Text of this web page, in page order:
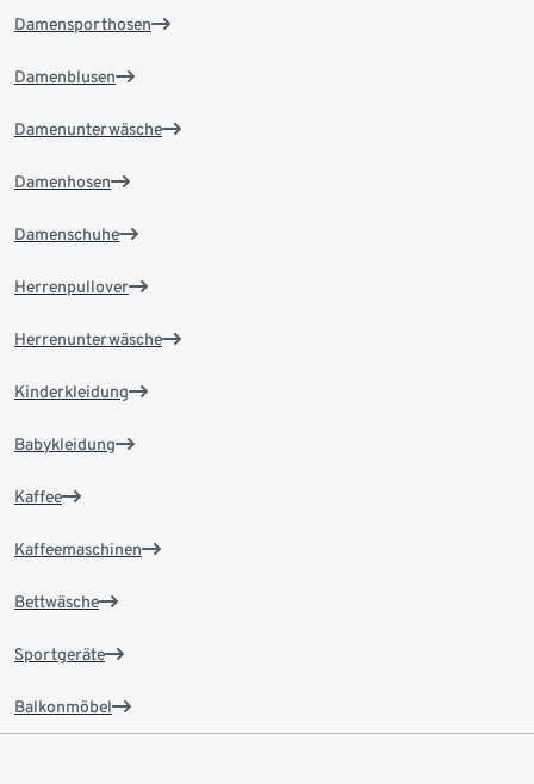
Damensporthosen
Damenblusen
Damenunterwäsche
Damenhosen
Damenschuhe
Herrenpullover
Herrenunterwäsche
Kinderkleidung
Babykleidung
Kaffee
Kaffeemaschinen
Bettwäsche
Sportgeräte
Balkonmöbel